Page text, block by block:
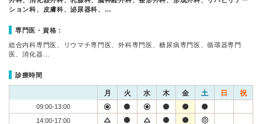
ション科、皮膚科、泌尿器科、…
専門医・資格：
総合内科専門医、リウマチ専門医、外科専門医、糖尿病専門医、循環器専門
医、消化器…
診療時間
月 火 水 木 金 土 日 祝
09:00-13:00
14:00-17:00